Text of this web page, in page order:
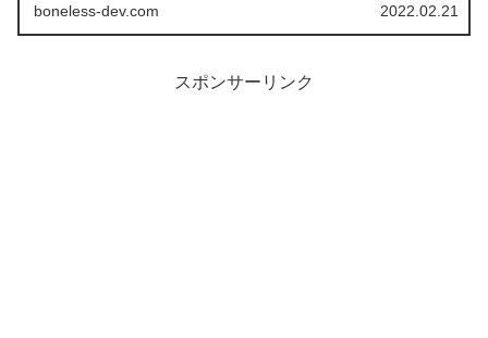
boneless-dev.com 2022.02.21
スポンサーリンク